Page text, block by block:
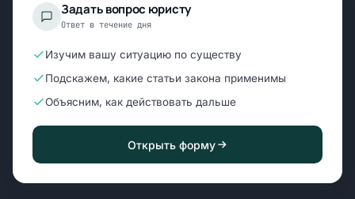
Задать вопрос юристу
Ответ в течение дня
Изучим вашу ситуацию по существу
Подскажем, какие статьи закона применимы
Объясним, как действовать дальше
Открыть форму